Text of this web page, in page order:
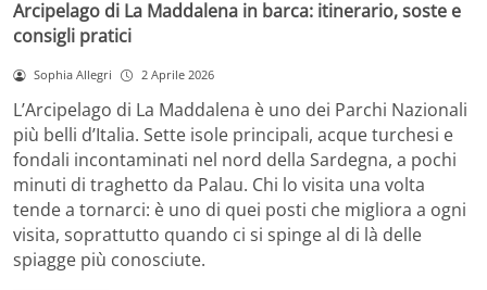
Arcipelago di La Maddalena in barca: itinerario, soste e
consigli pratici
Sophia Allegri 2 Aprile 2026
L’Arcipelago di La Maddalena è uno dei Parchi Nazionali
più belli d’Italia. Sette isole principali, acque turchesi e
fondali incontaminati nel nord della Sardegna, a pochi
minuti di traghetto da Palau. Chi lo visita una volta
tende a tornarci: è uno di quei posti che migliora a ogni
visita, soprattutto quando ci si spinge al di là delle
spiagge più conosciute.